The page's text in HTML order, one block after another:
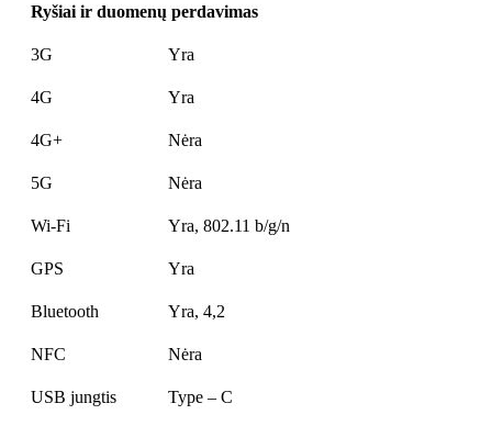
Ryšiai ir duomenų perdavimas
3G Yra
4G Yra
4G+ Nėra
5G Nėra
Wi-Fi Yra, 802.11 b/g/n
GPS Yra
Bluetooth Yra, 4,2
NFC Nėra
USB jungtis Type – C